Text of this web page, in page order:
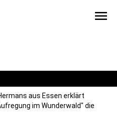
menu
aus Essen erklärt
im Wunderwald" die